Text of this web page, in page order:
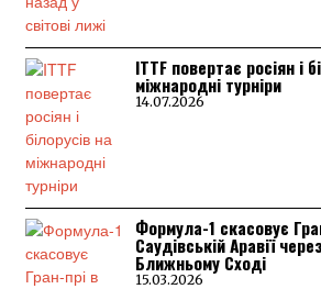
ITTF повертає росіян і
міжнародні турніри
14.07.2026
Формула-1 скасовує
Саудівській Аравії
Ближньому Сході
15.03.2026